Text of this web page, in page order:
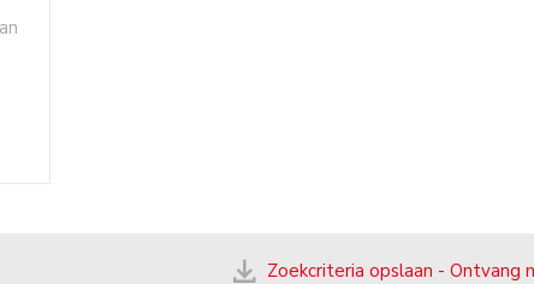
Zoekcriteria opslaan - Ontvang